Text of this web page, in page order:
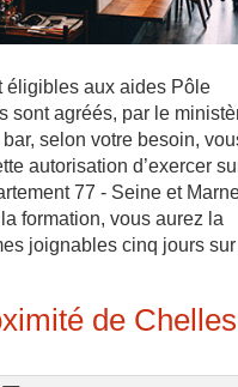
éligibles aux aides Pôle
sont agréés, par le
selon votre besoin,
autorisation d’exercer
77 - Seine et
formation, vous aurez la
joignables cinq jours
de Chelles